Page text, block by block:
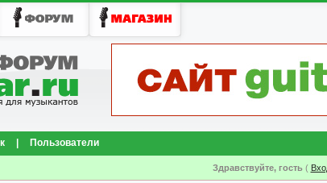
Пользователи
Здравствуйте, гость(